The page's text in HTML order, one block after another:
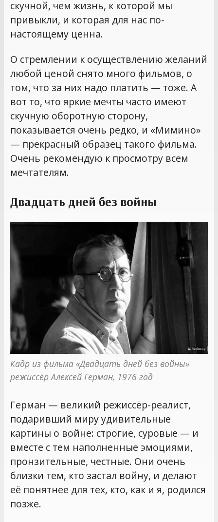
скучной, чем жизнь, к которой мы
привыкли, и которая для нас по-
настоящему ценна.
О стремлении к осуществлению желаний
любой ценой снято много фильмов, о
том, что за них надо платить — тоже. А
вот то, что яркие мечты часто имеют
скучную оборотную сторону,
показывается очень редко, и «Мимино»
— прекрасный образец такого фильма.
Очень рекомендую к просмотру всем
мечтателям.
Двадцать дней без войны
Кадр из фильма «Двадцать дней без войны»
режиссёр Алексей Герман, 1976 год
Герман — великий режиссёр-реалист,
подаривший миру удивительные
картины о войне: строгие, суровые — и
вместе с тем наполненные эмоциями,
пронзительные, честные. Они очень
близки тем, кто застал войну, и делают
её понятнее для тех, кто, как и я, родился
позже.